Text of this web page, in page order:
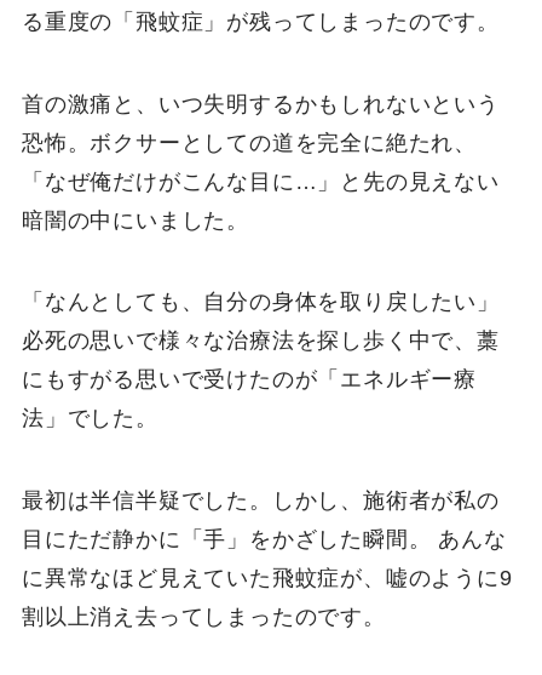
る重度の「飛蚊症」が残ってしまったのです。
首の激痛と、いつ失明するかもしれないという
恐怖。ボクサーとしての道を完全に絶たれ、
「なぜ俺だけがこんな目に…」と先の見えない
暗闇の中にいました。
「なんとしても、自分の身体を取り戻したい」
必死の思いで様々な治療法を探し歩く中で、藁
にもすがる思いで受けたのが「エネルギー療
法」でした。
最初は半信半疑でした。しかし、施術者が私の
目にただ静かに「手」をかざした瞬間。 あんな
に異常なほど見えていた飛蚊症が、嘘のように9
割以上消え去ってしまったのです。